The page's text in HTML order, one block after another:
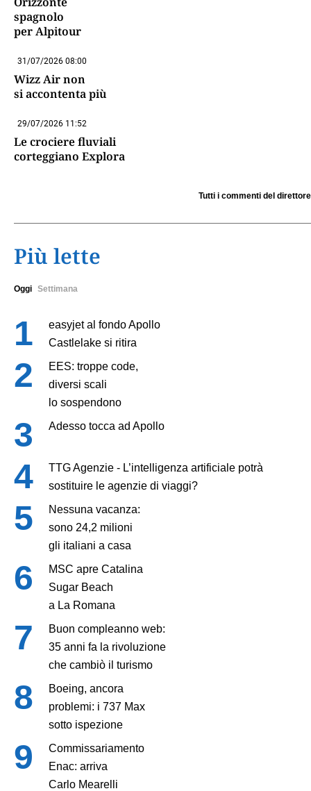
spagnolo
per Alpitour
31/07/2026 08:00
Wizz Air non
si accontenta più
29/07/2026 11:52
Le crociere fluviali
corteggiano Explora
Tutti i commenti del direttore
Più lette
Oggi Settimana
easyjet al fondo Apollo
Castlelake si ritira
EES: troppe code,
diversi scali
lo sospendono
Adesso tocca ad Apollo
TTG Agenzie - L’intelligenza artificiale potrà
sostituire le agenzie di viaggi?
Nessuna vacanza:
sono 24,2 milioni
gli italiani a casa
MSC apre Catalina
Sugar Beach
a La Romana
Buon compleanno web:
35 anni fa la rivoluzione
che cambiò il turismo
Boeing, ancora
problemi: i 737 Max
sotto ispezione
Commissariamento
Enac: arriva
Carlo Mearelli